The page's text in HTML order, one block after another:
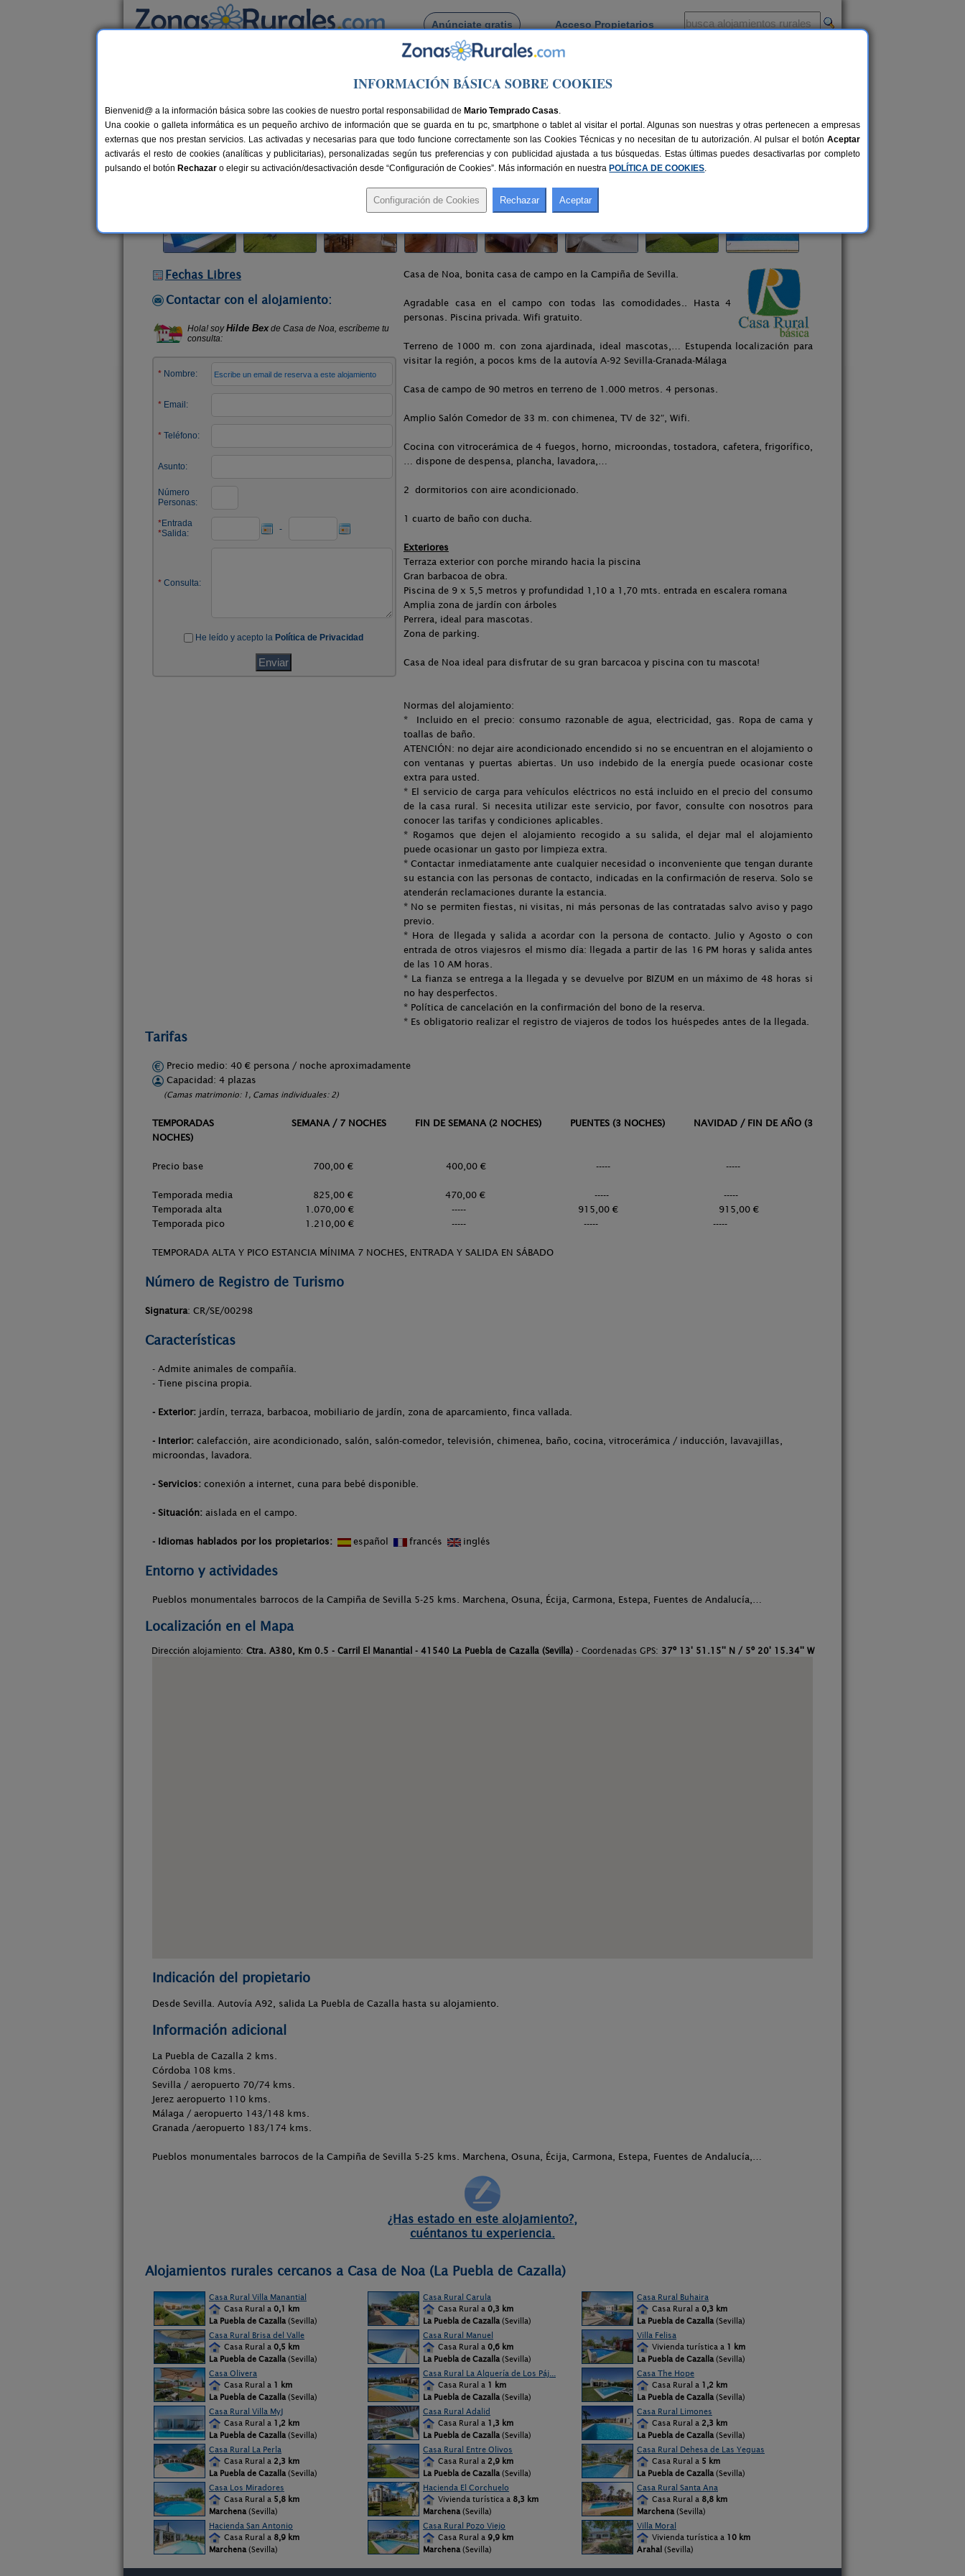
Anúnciate gratis Acceso Propietarios
Busca por pueblo
La Puebla De Cazalla> Casa de Noa
Casa de Noa
Casa Rural en La Puebla de Cazalla (Sevilla)
Alquiler completo 4 plazas 69 km de Sevilla Compartir:
Fechas Libres
Contactar con el alojamiento:
Casa de Noa, bonita casa de campo en la Campiña de Sevilla.
Agradable casa en el campo con todas las comodidades.. Hasta 4
personas. Piscina privada. Wifi gratuito.
Terreno de 1000 m. con zona ajardinada, ideal mascotas,… Estupenda localización para
visitar la región, a pocos kms de la autovía A-92 Sevilla-Granada-Málaga
Casa de campo de 90 metros en terreno de 1.000 metros. 4 personas.
Amplio Salón Comedor de 33 m. con chimenea, TV de 32″, Wifi.
Cocina con vitrocerámica de 4 fuegos, horno, microondas, tostadora, cafetera, frigorífico,
… dispone de despensa, plancha, lavadora,…
2 dormitorios con aire acondicionado.
1 cuarto de baño con ducha.
Exteriores
Terraza exterior con porche mirando hacia la piscina
Gran barbacoa de obra.
Piscina de 9 x 5,5 metros y profundidad 1,10 a 1,70 mts. entrada en escalera romana
Amplia zona de jardín con árboles
Perrera, ideal para mascotas.
Zona de parking.
Casa de Noa ideal para disfrutar de su gran barcacoa y piscina con tu mascota!
Normas del alojamiento:
* Incluido en el precio: consumo razonable de agua, electricidad, gas. Ropa de cama y
toallas de baño.
ATENCIÓN: no dejar aire acondicionado encendido si no se encuentran en el alojamiento o
con ventanas y puertas abiertas. Un uso indebido de la energía puede ocasionar coste
extra para usted.
* El servicio de carga para vehículos eléctricos no está incluido en el precio del consumo
de la casa rural. Si necesita utilizar este servicio, por favor, consulte con nosotros para
conocer las tarifas y condiciones aplicables.
* Rogamos que dejen el alojamiento recogido a su salida, el dejar mal el alojamiento
puede ocasionar un gasto por limpieza extra.
* Contactar inmediatamente ante cualquier necesidad o inconveniente que tengan durante
su estancia con las personas de contacto, indicadas en la confirmación de reserva. Solo se
atenderán reclamaciones durante la estancia.
* No se permiten fiestas, ni visitas, ni más personas de las contratadas salvo aviso y pago
previo.
* Hora de llegada y salida a acordar con la persona de contacto. Julio y Agosto o con
entrada de otros viajesros el mismo día: llegada a partir de las 16 PM horas y salida antes
de las 10 AM horas.
* La fianza se entrega a la llegada y se devuelve por BIZUM en un máximo de 48 horas si
no hay desperfectos.
* Política de cancelación en la confirmación del bono de la reserva.
* Es obligatorio realizar el registro de viajeros de todos los huéspedes antes de la llegada.
Tarifas
Precio medio: 40 € persona / noche aproximadamente
Capacidad: 4 plazas
(Camas matrimonio: 1, Camas individuales: 2)
TEMPORADAS SEMANA / 7 NOCHES FIN DE SEMANA (2 NOCHES) PUENTES (3 NOCHES) NAVIDAD / FIN DE AÑO (3
NOCHES)
Precio base 700,00 € 400,00 € ----- -----
Temporada media 825,00 € 470,00 € ----- -----
Temporada alta 1.070,00 € ----- 915,00 € 915,00 €
Temporada pico 1.210,00 € ----- ----- -----
TEMPORADA ALTA Y PICO ESTANCIA MÍNIMA 7 NOCHES, ENTRADA Y SALIDA EN SÁBADO
Número de Registro de Turismo
Signatura: CR/SE/00298
Características
- Admite animales de compañía.
- Tiene piscina propia.
- Exterior: jardín, terraza, barbacoa, mobiliario de jardín, zona de aparcamiento, finca vallada.
- Interior: calefacción, aire acondicionado, salón, salón-comedor, televisión, chimenea, baño, cocina, vitrocerámica / inducción, lavavajillas,
microondas, lavadora.
- Servicios: conexión a internet, cuna para bebé disponible.
- Situación: aislada en el campo.
- Idiomas hablados por los propietarios: español francés inglés
Entorno y actividades
Pueblos monumentales barrocos de la Campiña de Sevilla 5-25 kms. Marchena, Osuna, Écija, Carmona, Estepa, Fuentes de Andalucía,…
Localización en el Mapa
Dirección alojamiento: Ctra. A380, Km 0.5 - Carril El Manantial - 41540 La Puebla de Cazalla (Sevilla)- Coordenadas GPS: 37º 13' 51.15'' N / 5º 20' 15.34'' W
Indicación del propietario
Desde Sevilla. Autovía A92, salida La Puebla de Cazalla hasta su alojamiento.
Información adicional
La Puebla de Cazalla 2 kms.
Córdoba 108 kms.
Sevilla / aeropuerto 70/74 kms.
Jerez aeropuerto 110 kms.
Málaga / aeropuerto 143/148 kms.
Granada /aeropuerto 183/174 kms.
Pueblos monumentales barrocos de la Campiña de Sevilla 5-25 kms. Marchena, Osuna, Écija, Carmona, Estepa, Fuentes de Andalucía,…
¿Has estado en este alojamiento?,
cuéntanos tu experiencia.
Alojamientos rurales cercanos a Casa de Noa (La Puebla de Cazalla)
Casa Rural Villa Manantial
Casa Rural a 0,1 km
La Puebla de Cazalla (Sevilla)
Casa Rural Carula
Casa Rural a 0,3 km
La Puebla de Cazalla (Sevilla)
Casa Rural Buhaira
Casa Rural a 0,3 km
La Puebla de Cazalla (Sevilla)
Casa Rural Brisa del Valle
Casa Rural a 0,5 km
La Puebla de Cazalla (Sevilla)
Casa Rural Manuel
Casa Rural a 0,6 km
La Puebla de Cazalla (Sevilla)
Villa Felisa
Vivienda turística a 1 km
La Puebla de Cazalla (Sevilla)
Casa Olivera
Casa Rural a 1 km
La Puebla de Cazalla (Sevilla)
Casa Rural La Alquería de Los Páj...
Casa Rural a 1 km
La Puebla de Cazalla (Sevilla)
Casa The Hope
Casa Rural a 1,2 km
La Puebla de Cazalla (Sevilla)
Casa Rural Villa MyJ
Casa Rural a 1,2 km
La Puebla de Cazalla (Sevilla)
Casa Rural Adalid
Casa Rural a 1,3 km
La Puebla de Cazalla (Sevilla)
Casa Rural Limones
Casa Rural a 2,3 km
La Puebla de Cazalla (Sevilla)
Casa Rural La Perla
Casa Rural a 2,3 km
La Puebla de Cazalla (Sevilla)
Casa Rural Entre Olivos
Casa Rural a 2,9 km
La Puebla de Cazalla (Sevilla)
Casa Rural Dehesa de Las Yeguas
Casa Rural a 5 km
La Puebla de Cazalla (Sevilla)
Casa Los Miradores
Casa Rural a 5,8 km
Marchena (Sevilla)
Hacienda El Corchuelo
Vivienda turística a 8,3 km
Marchena (Sevilla)
Casa Rural Santa Ana
Casa Rural a 8,8 km
Marchena (Sevilla)
Hacienda San Antonio
Casa Rural a 8,9 km
Marchena (Sevilla)
Casa Rural Pozo Viejo
Casa Rural a 9,9 km
Marchena (Sevilla)
Villa Moral
Vivienda turística a 10 km
Arahal (Sevilla)
INFORMACIÓN BÁSICA SOBRE COOKIES
Bienvenid@ a la información básica sobre las cookies de nuestro portal responsabilidad de Mario Temprado Casas.
Una cookie o galleta informática es un pequeño archivo de información que se guarda en tu pc, smartphone o tablet al visitar el portal. Algunas son nuestras y otras pertenecen a empresas
externas que nos prestan servicios. Las activadas y necesarias para que todo funcione correctamente son las Cookies Técnicas y no necesitan de tu autorización. Al pulsar el botón Aceptar
activarás el resto de cookies (analíticas y publicitarias), personalizadas según tus preferencias y con publicidad ajustada a tus búsquedas. Estas últimas puedes desactivarlas por completo
pulsando el botón Rechazar o elegir su activación/desactivación desde “Configuración de Cookies”. Más información en nuestra POLÍTICA DE COOKIES.